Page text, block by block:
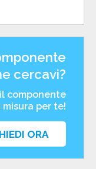
cercavi?
componente
per te!
ORA